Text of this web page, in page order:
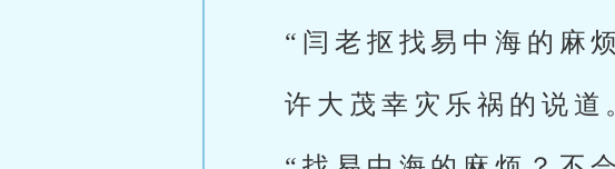
“闫老抠找易中海的麻
许大茂幸灾乐祸的说道